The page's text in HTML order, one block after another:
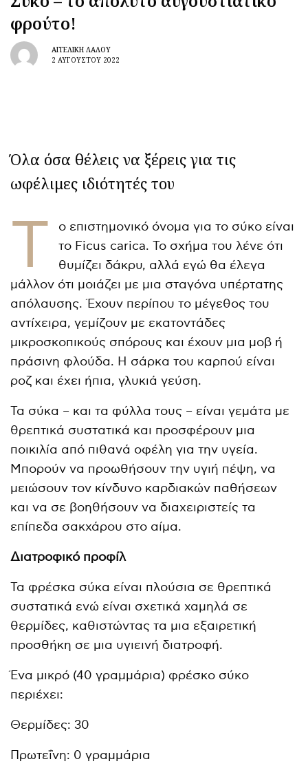
φρούτο!
ΑΓΓΕΛΙΚΉ ΛΆΛΟΥ
2 ΑΥΓΟΎΣΤΟΥ 2022
Όλα όσα θέλεις να ξέρεις για τις
ωφέλιμες ιδιότητές του
Τ
ο επιστημονικό όνομα για το σύκο είναι
το Ficus carica. Το σχήμα του λένε ότι
θυμίζει δάκρυ, αλλά εγώ θα έλεγα
μάλλον ότι μοιάζει με μια σταγόνα υπέρτατης
απόλαυσης. Έχουν περίπου το μέγεθος του
αντίχειρα, γεμίζουν με εκατοντάδες
μικροσκοπικούς σπόρους και έχουν μια μοβ ή
πράσινη φλούδα. Η σάρκα του καρπού είναι
ροζ και έχει ήπια, γλυκιά γεύση.
Τα σύκα – και τα φύλλα τους – είναι γεμάτα με
θρεπτικά συστατικά και προσφέρουν μια
ποικιλία από πιθανά οφέλη για την υγεία.
Μπορούν να προωθήσουν την υγιή πέψη, να
μειώσουν τον κίνδυνο καρδιακών παθήσεων
και να σε βοηθήσουν να διαχειριστείς τα
επίπεδα σακχάρου στο αίμα.
Διατροφικό προφίλ
Τα φρέσκα σύκα είναι πλούσια σε θρεπτικά
συστατικά ενώ είναι σχετικά χαμηλά σε
θερμίδες, καθιστώντας τα μια εξαιρετική
προσθήκη σε μια υγιεινή διατροφή.
Ένα μικρό (40 γραμμάρια) φρέσκο ​​σύκο
περιέχει:
Θερμίδες: 30
Πρωτεΐνη: 0 γραμμάρια